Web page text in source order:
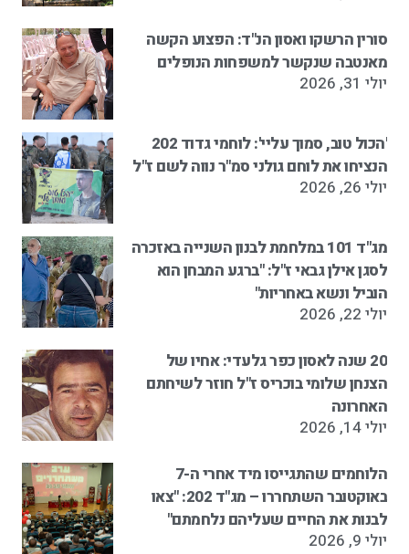
סורין הרשקו ואסון הנ"ד: הפצוע הקשה
מאנטבה שנקשר למשפחות הנופלים
יולי 31, 2026
'הכול טוב, סמוך עליי': לוחמי גדוד 202
הנציחו את לוחם גולני סמ"ר נווה לשם ז"ל
יולי 26, 2026
מג"ד 101 במלחמת לבנון השנייה באזכרה
לסגן אילן גבאי ז"ל: "ברגע המבחן הוא
הוביל ונשא באחריות"
יולי 22, 2026
20 שנה לאסון כפר גלעדי: אחיו של
הצנחן שלומי בוכריס ז"ל חוזר לשיחתם
האחרונה
יולי 14, 2026
הלוחמים שהתגייסו מיד אחרי ה-7
באוקטובר השתחררו – מג"ד 202: "צאו
לבנות את החיים שעליהם נלחמתם"
יולי 9, 2026